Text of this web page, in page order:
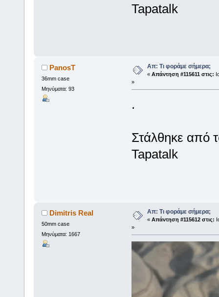
Tapatalk
PanosT
36mm case
Μηνύματα: 93
Απ: Τι φοράμε σήμερα;
« Απάντηση #115611 στις:
»
.
Στάλθηκε από
Tapatalk
Dimitris Real
50mm case
Μηνύματα: 1667
Απ: Τι φοράμε σήμερα;
« Απάντηση #115612 στις:
»